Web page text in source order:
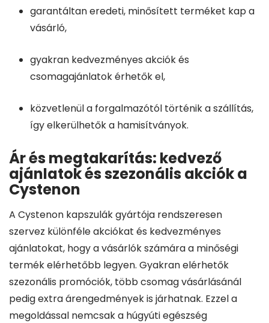
garantáltan eredeti, minősített terméket kap a
vásárló,
gyakran kedvezményes akciók és
csomagajánlatok érhetők el,
közvetlenül a forgalmazótól történik a szállítás,
így elkerülhetők a hamisítványok.
Ár és megtakarítás: kedvező
ajánlatok és szezonális akciók a
Cystenon
A Cystenon kapszulák gyártója rendszeresen
szervez különféle akciókat és kedvezményes
ajánlatokat, hogy a vásárlók számára a minőségi
termék elérhetőbb legyen. Gyakran elérhetők
szezonális promóciók, több csomag vásárlásánál
pedig extra árengedmények is járhatnak. Ezzel a
megoldással nemcsak a húgyúti egészség